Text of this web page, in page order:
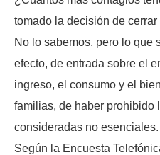
tomado la decisión de
No lo sabemos, pero lo que
efecto, de entrada sobre el
ingreso, el consumo y el
familias, de haber prohibido
consideradas no esenciales.
Según la Encuesta